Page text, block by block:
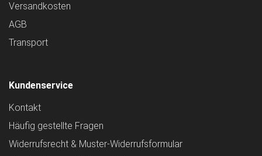
Versandkosten
AGB
Transport
Kundenservice
Kontakt
Häufig gestellte Fragen
Widerrufsrecht & Muster-Widerrufsformular